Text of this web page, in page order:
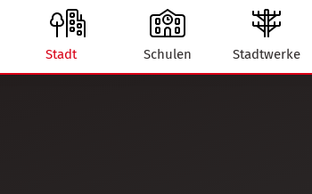
Stadt
Schulen Stadtwerke